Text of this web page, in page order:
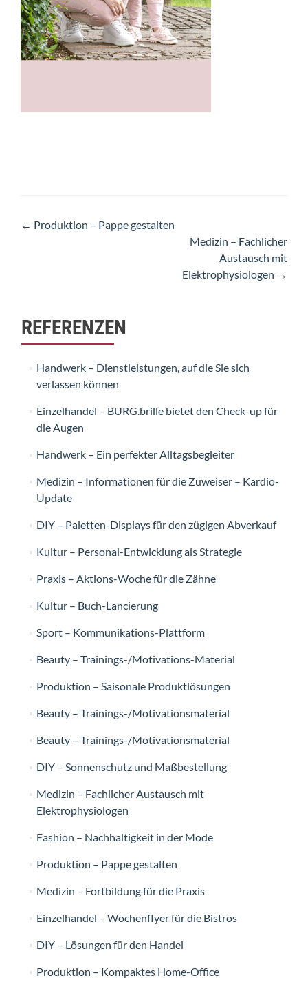
Artikel-
← Produktion – Pappe gestalten
Medizin – Fachlicher
Austausch mit
Elektrophysiologen →
REFERENZEN
Handwerk – Dienstleistungen, auf die Sie sich
verlassen können
Einzelhandel – BURG.brille bietet den Check-up für
die Augen
Handwerk – Ein perfekter Alltagsbegleiter
Medizin – Informationen für die Zuweiser – Kardio-
Update
DIY – Paletten-Displays für den zügigen Abverkauf
Kultur – Personal-Entwicklung als Strategie
Praxis – Aktions-Woche für die Zähne
Kultur – Buch-Lancierung
Sport – Kommunikations-Plattform
Beauty – Trainings-/Motivations-Material
Produktion – Saisonale Produktlösungen
Beauty – Trainings-/Motivationsmaterial
Beauty – Trainings-/Motivationsmaterial
DIY – Sonnenschutz und Maßbestellung
Medizin – Fachlicher Austausch mit
Elektrophysiologen
Fashion – Nachhaltigkeit in der Mode
Produktion – Pappe gestalten
Medizin – Fortbildung für die Praxis
Einzelhandel – Wochenflyer für die Bistros
DIY – Lösungen für den Handel
Produktion – Kompaktes Home-Office